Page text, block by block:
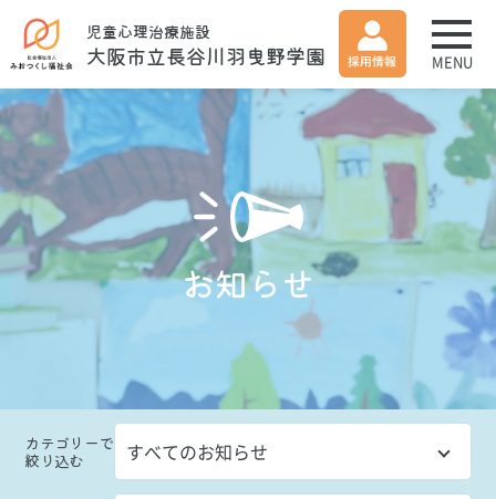
児童心理治療施設
大阪市立長谷川羽曳野学園 MENU
お知らせ
カテゴリーで
絞り込む